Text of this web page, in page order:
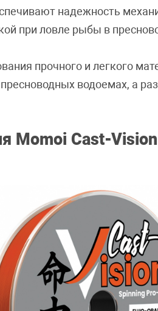
надежность
при ловле рыбы в
прочного и легкого
водоемах, а
Momoi Cast-Vision